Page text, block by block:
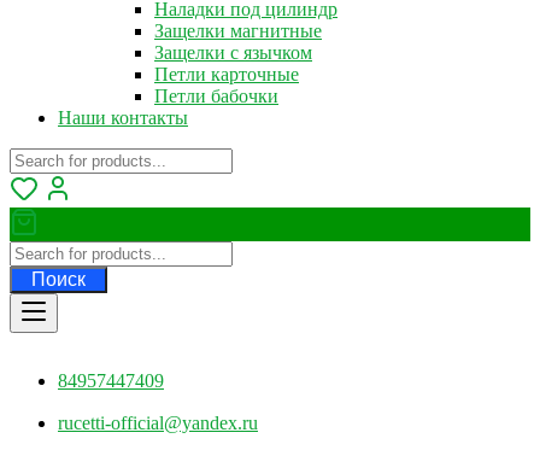
Наладки под цилиндр
Защелки магнитные
Защелки с язычком
Петли карточные
Петли бабочки
Наши контакты
Поиск
84957447409
rucetti-official@yandex.ru